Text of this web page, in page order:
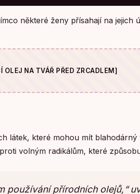
některé ženy přísahají na jejich
OLEJ NA TVÁŘ PŘED ZRCADLEM]
látek, které mohou mít blahodárný
volným radikálům, které
přírodních olejů,“